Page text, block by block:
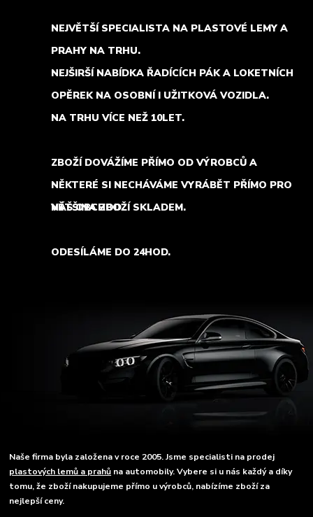
NEJVĚTŠÍ SPECIALISTA NA PLASTOVÉ LEMY A
PRAHY NA TRHU.
NEJŠIRŠÍ NABÍDKA ŘADÍCÍCH PÁK A LOKETNÍCH
OPĚREK NA OSOBNÍ I UŽITKOVÁ VOZIDLA.
NA TRHU VÍCE NEŽ 10LET.
ZBOŽÍ DOVÁŽÍME PŘÍMO OD VÝROBCŮ A
NĚKTERÉ SI NECHÁVÁME VYRÁBĚT PŘÍMO PRO
NÁŠ OBCHOD.
VĚTŠINA ZBOŽÍ SKLADEM.
ODESÍLÁME DO 24HOD.
Naše firma byla založena v roce 2005. Jsme specialisti na prodej
plastových lemů a prahů na automobily. Vybere si u nás každý a díky
tomu, že zboží nakupujeme přímo u výrobců, nabízíme zboží za
nejlepší ceny.